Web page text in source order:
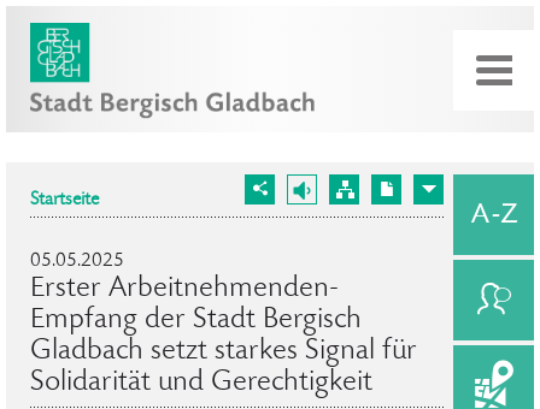
Startseite
05.05.2025
Erster Arbeitnehmenden-
Empfang der Stadt Bergisch
Gladbach setzt starkes Signal für
Solidarität und Gerechtigkeit